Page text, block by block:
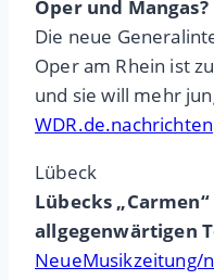
Oper und Mangas?
Die neue
Oper am Rhein ist
und sie will mehr
WDR.de.nachrichten
Lübeck
Lübecks
allgegenwärtigen
NeueMusikzeitung/